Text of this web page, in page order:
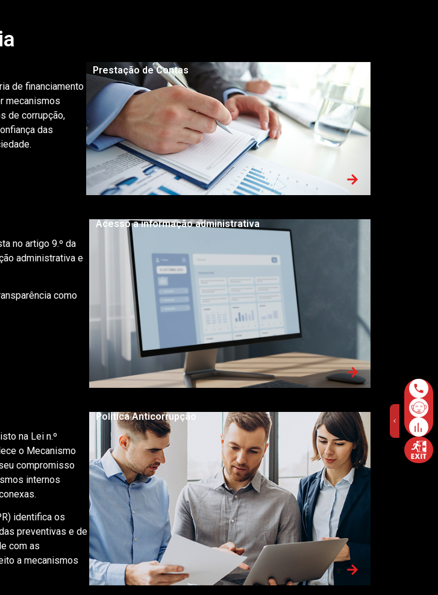
de financiamento
mecanismos
de corrupção,
das
Prestação de Contas
no artigo 9.º da
administrativa e
como
Acesso a informação administrativa
na Lei n.º
o Mecanismo
compromisso
internos
identifica os
preventivas e de
com as
a mecanismos
Politica Anticorrupção